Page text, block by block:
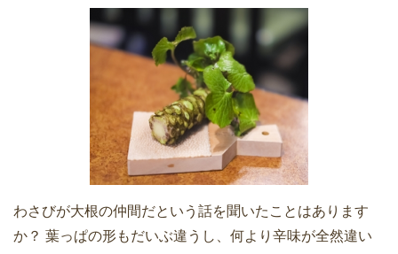
わさびが大根の仲間だという話を聞いたことはあります
か？ 葉っぱの形もだいぶ違うし、何より辛味が全然違い